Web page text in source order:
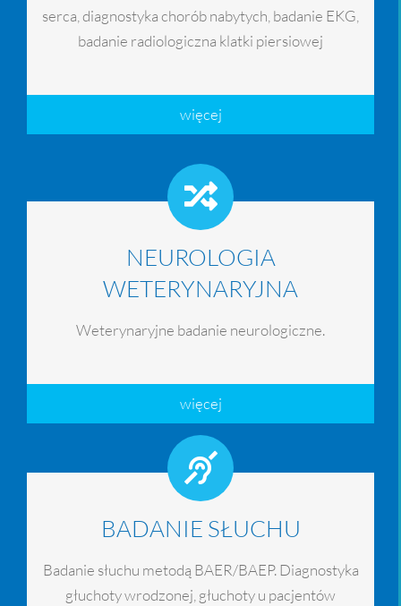
serca, diagnostyka chorób nabytych, badanie EKG,
badanie radiologiczna klatki piersiowej
więcej
NEUROLOGIA
WETERYNARYJNA
Weterynaryjne badanie neurologiczne.
więcej
BADANIE SŁUCHU
Badanie słuchu metodą BAER/BAEP. Diagnostyka
głuchoty wrodzonej, głuchoty u pacjentów